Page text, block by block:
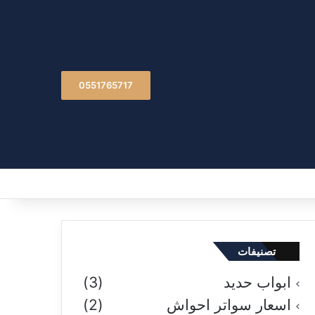
0551765717
تصنيفات
ابواب حديد
(3)
اسعار سواتر احواش
(2)